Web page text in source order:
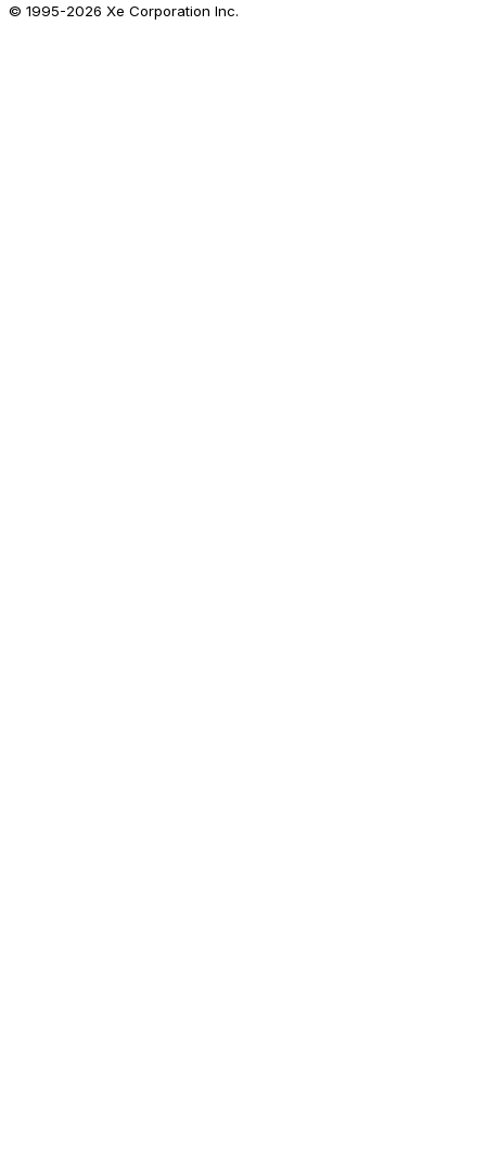
© 1995-2026 Xe Corporation Inc.